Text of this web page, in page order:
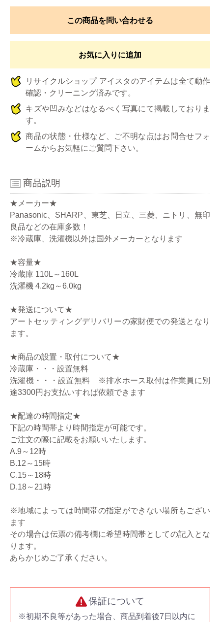
この商品を問い合わせる
お気に入りに追加
リサイクルショップ アイスタのアイテムは全て動作
確認・クリーニング済みです。
キズや凹みなどはなるべく写真にて掲載しておりま
す。
商品の状態・仕様など、ご不明な点はお問合せフォ
ームからお気軽にご質問下さい。
商品説明
★メーカー★
Panasonic、SHARP、東芝、日立、三菱、ニトリ、無印
良品などの在庫多数！
※冷蔵庫、洗濯機以外は国外メーカーとなります
★容量★
冷蔵庫 110L～160L
洗濯機 4.2kg～6.0kg
★発送について★
アートセッティングデリバリーの家財便での発送となり
ます。
★商品の設置・取付について★
冷蔵庫・・・設置無料
洗濯機・・・設置無料 ※排水ホース取付は作業員に別
途3300円お支払いすれば依頼できます
★配達の時間指定★
下記の時間帯より時間指定が可能です。
ご注文の際に記載をお願いいたします。
A.9～12時
B.12～15時
C.15～18時
D.18～21時
※地域によっては時間帯の指定ができない場所もござい
ます
その場合は伝票の備考欄に希望時間帯としての記入とな
ります。
あらかじめご了承ください。
保証について
※初期不良等があった場合、商品到着後7日以内に